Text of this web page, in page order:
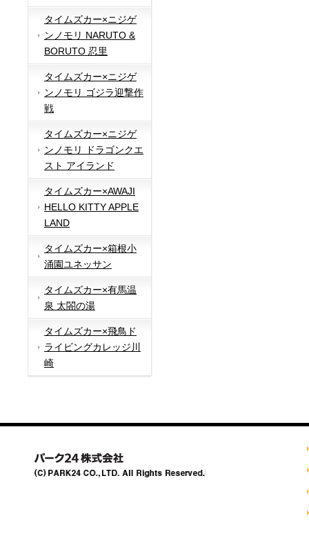
タイムズカー×ニジゲ
ンノモリ NARUTO &
BORUTO 忍里
タイムズカー×ニジゲ
ンノモリ ゴジラ迎撃作
戦
タイムズカー×ニジゲ
ンノモリ ドラゴンクエ
スト アイランド
タイムズカー×AWAJI
HELLO KITTY APPLE
LAND
タイムズカー×箱根小
涌園ユネッサン
タイムズカー×有馬温
泉 太閤の湯
タイムズカー×飛鳥ド
ライビングカレッジ川
崎